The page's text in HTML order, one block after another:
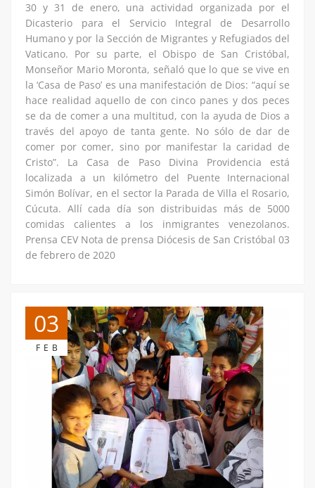
30 y 31 de enero, una actividad organizada por el
Dicasterio para el Servicio Integral de Desarrollo
Humano y por la Sección de Migrantes y Refugiados del
Vaticano. Por su parte, el Obispo de San Cristóbal,
Monseñor Mario Moronta, señaló que lo que se vive en
la ‘Casa de Paso’ es una manifestación de Dios: “aquí se
hace realidad aquello de con cinco panes y dos peces
se da de comer a una multitud, con la ayuda de Dios a
través del apoyo de tanta gente. No sólo de dar de
comer por comer, sino por manifestar la caridad de
Cristo”. La Casa de Paso Divina Providencia está
localizada a un kilómetro del Puente Internacional
Simón Bolívar, en el sector la Parada de Villa el Rosario,
Cúcuta. Allí cada día son distribuidas más de 5000
comidas calientes a los inmigrantes venezolanos.
Prensa CEV Nota de prensa Diócesis de San Cristóbal 03
de febrero de 2020
03
FEB